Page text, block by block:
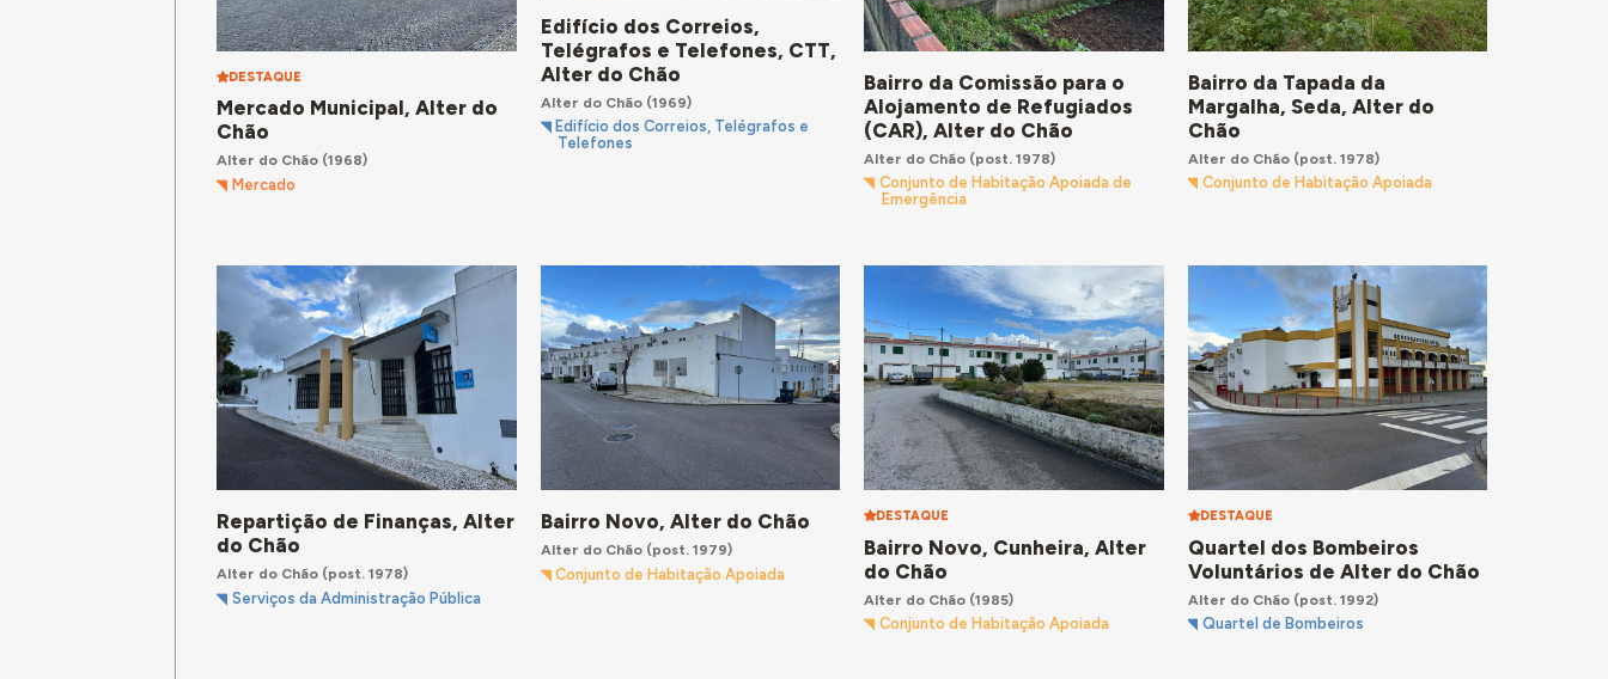
DESTAQUE
Mercado Municipal, Alter do
Chão
Alter do Chão (1968)
Mercado
Edifício dos Correios,
Telégrafos e Telefones, CTT,
Alter do Chão
Alter do Chão(1969)
Edifício dos Correios, Telégrafos e
Telefones
Bairro da Comissão para o
Alojamento de Refugiados
(CAR), Alter do Chão
Alter do Chão (post. 1978)
Conjunto de Habitação Apoiada de
Emergência
Bairro da Tapada da
Margalha, Seda, Alter do
Chão
Alter do Chão(post. 1978)
Conjunto de Habitação Apoiada
Repartição de Finanças, Alter
do Chão
Alter do Chão (post. 1978)
Serviços da Administração Pública
Bairro Novo, Alter do Chão
Alter do Chão(post. 1979)
Conjunto de Habitação Apoiada
DESTAQUE
Bairro Novo, Cunheira, Alter
do Chão
Alter do Chão (1985)
Conjunto de Habitação Apoiada
DESTAQUE
Quartel dos Bombeiros
Voluntários de Alter do Chão
Alter do Chão(post. 1992)
Quartel de Bombeiros